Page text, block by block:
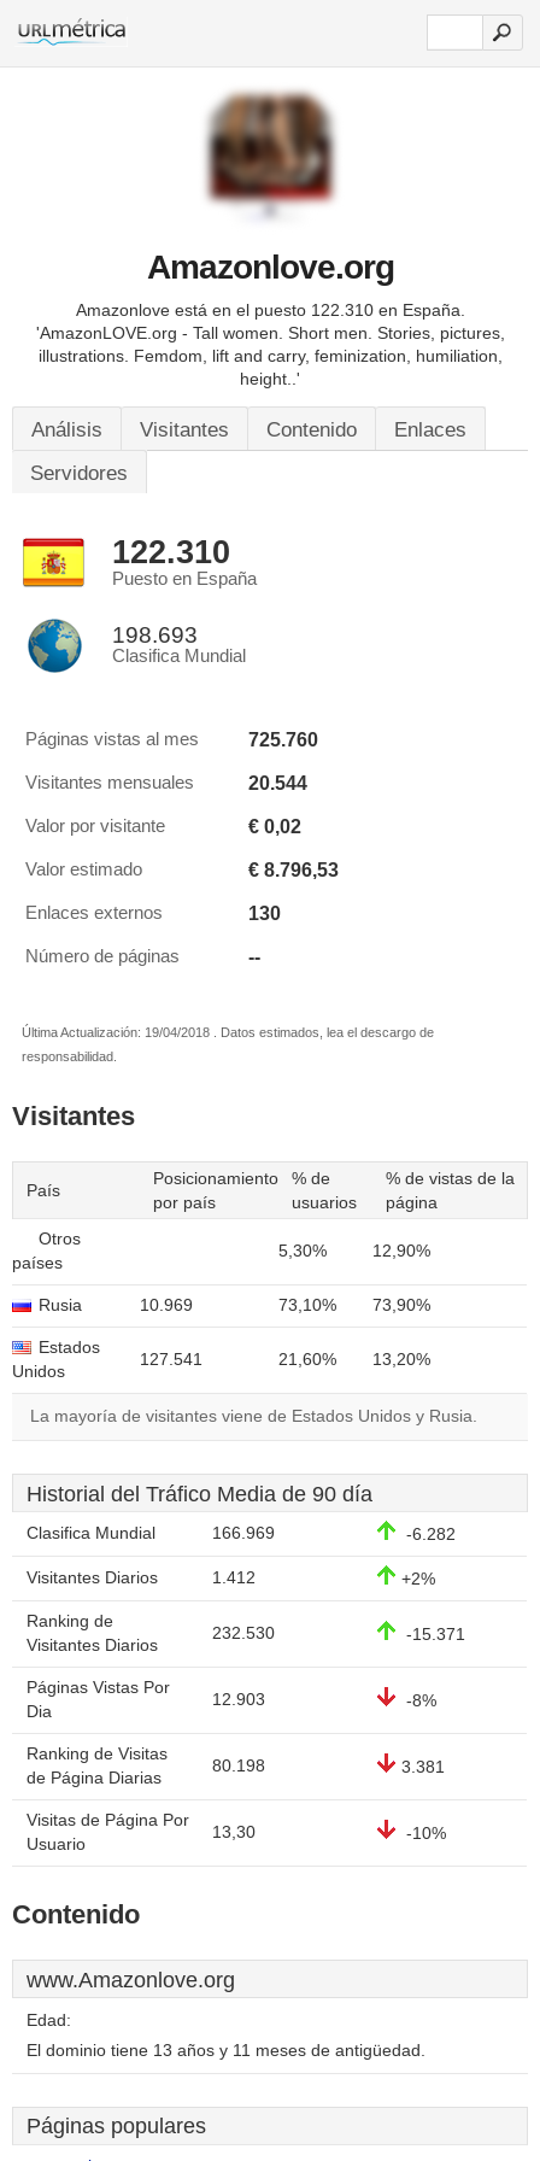
Amazonlove.org
Amazonlove está en el puesto 122.310 en España.
'AmazonLOVE.org - Tall women. Short men. Stories, pictures,
illustrations. Femdom, lift and carry, feminization, humiliation,
height..'
Análisis Visitantes Contenido
Enlaces
Servidores
122.310
Puesto en España
198.693
Clasifica Mundial
Páginas vistas al mes 725.760
Visitantes mensuales 20.544
Valor por visitante € 0,02
Valor estimado € 8.796,53
Enlaces externos 130
Número de páginas --
Última Actualización: 19/04/2018 . Datos estimados, lea el descargo de
responsabilidad.
Visitantes
País
Posicionamiento
por país
% de
usuarios
% de vistas de la
página
Otros
países
5,30% 12,90%
Rusia 10.969 73,10% 73,90%
Estados
Unidos
127.541 21,60% 13,20%
La mayoría de visitantes viene de Estados Unidos y Rusia.
Historial del Tráfico Media de 90 día
Clasifica Mundial 166.969 -6.282
Visitantes Diarios 1.412 +2%
Ranking de
Visitantes Diarios
232.530 -15.371
Páginas Vistas Por
Dia
12.903 -8%
Ranking de Visitas
de Página Diarias
80.198 3.381
Visitas de Página Por
Usuario
13,30 -10%
Contenido
www.Amazonlove.org
Edad:
El dominio tiene 13 años y 11 meses de antigüedad.
Páginas populares